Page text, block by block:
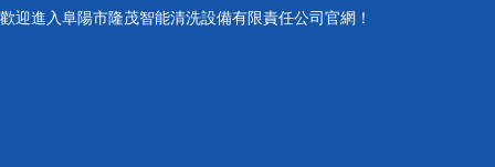
歡迎進入阜陽市隆茂智能清洗設備有限責任公司官網！